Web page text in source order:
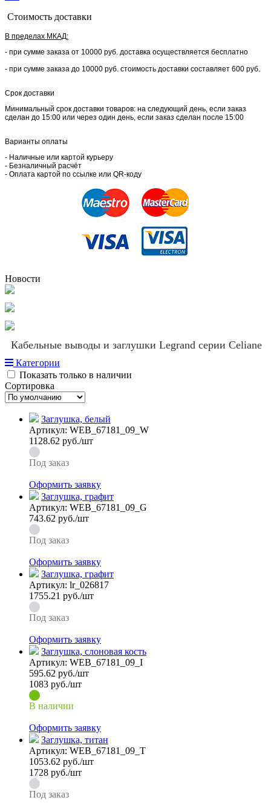
Стоимость доставки
В пределах МКАД:
- при сумме заказа от 10000 руб. доставка осуществляется бесплатно
- при сумме заказа до 10000 руб. стоимость доставки составляет 600 руб.
Срок доставки
Минимальный срок доставки товаров: на следующий день, если заказ
сделан до 15:00 или через один день, если заказ сделан после 15:00
Варианты оплаты
- Наличные или картой курьеру
- Безналичный расчёт
- Оплата картой по ссылке или QR-коду
Новости
Кабельные выводы и заглушки Legrand серии Celiane
Категории
Показать только в наличии
Сортировка
Заглушка, белый
Артикул: WEB_67181_09_W
1128.62 руб./шт
Под заказ
Оформить заявку
Заглушка, графит
Артикул: WEB_67181_09_G
743.62 руб./шт
Под заказ
Оформить заявку
Заглушка, графит
Артикул: lr_026817
1755.21 руб./шт
Под заказ
Оформить заявку
Заглушка, слоновая кость
Артикул: WEB_67181_09_I
595.62 руб./шт
1083 руб./шт
В наличии
Оформить заявку
Заглушка, титан
Артикул: WEB_67181_09_T
1053.62 руб./шт
1728 руб./шт
Под заказ